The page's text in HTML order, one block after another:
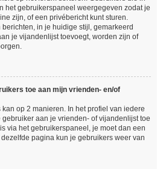
het gebruikerspaneel weergegeven zodat je
zijn, of een privébericht kunt sturen.
in je huidige stijl, gemarkeerd
je vijandenlijst toevoegt, worden zijn of
toe aan mijn vrienden- en/of
op 2 manieren. In het profiel van iedere
aan je vrienden- of vijandenlijst toe
via het gebruikerspaneel, je moet dan een
pagina kun je gebruikers weer van